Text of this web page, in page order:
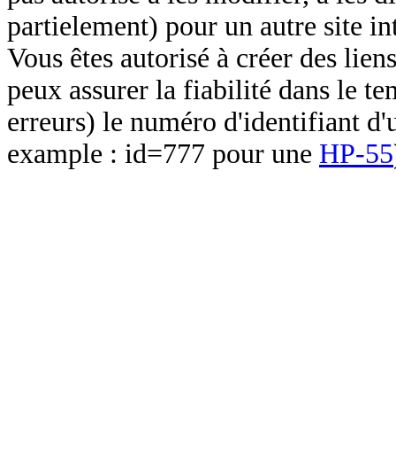
partielement) pour un autre site
Vous êtes autorisé à créer des
peux assurer la fiabilité dans le
erreurs) le numéro d'identifiant
example : id=777 pour une HP-55